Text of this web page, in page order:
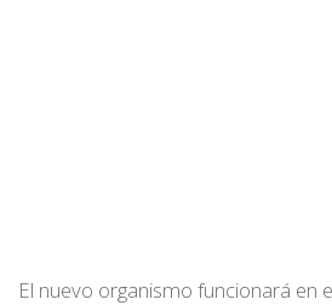
El nuevo organismo funcionará en